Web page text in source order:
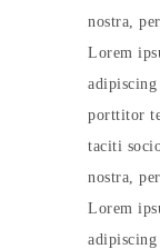
nostra,
Lorem
porttitor
taciti
nostra,
Lorem